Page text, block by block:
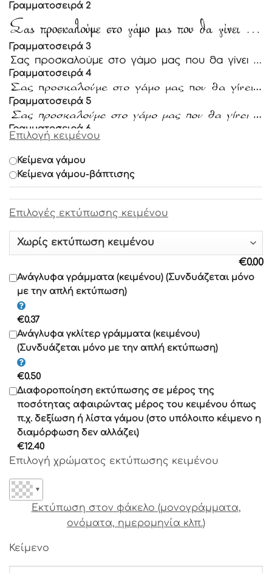
Γραμματοσειρά 2
Γραμματοσειρά 3
Γραμματοσειρά 4
Γραμματοσειρά 5
Γραμματοσειρά 6
Γραμματοσειρά 7
Γραμματοσειρά 9
Γραμματοσειρά 10
Γραμματοσειρά 11
Γραμματοσειρά 12
Γραμματοσειρά 13
Γραμματοσειρά 14
Γραμματοσειρά 15
Γραμματοσειρά 16
Γραμματοσειρά 17
Γραμματοσειρά 18
Γραμματοσειρά 19
Γραμματοσειρά 21
Επιλογή κειμένου
Κείμενα γάμου
Κείμενα γάμου-βάπτισης
Επιλογές εκτύπωσης κειμένου
€0.00
Ανάγλυφα γράμματα (κειμένου) (Συνδυάζεται μόνο
με την απλή εκτύπωση)
€0.37
Ανάγλυφα γκλίτερ γράμματα (κειμένου)
(Συνδυάζεται μόνο με την απλή εκτύπωση)
€0.50
Διαφοροποίηση εκτύπωσης σε μέρος της
ποσότητας αφαιρώντας μέρος του κειμένου όπως
π.χ. δεξίωση ή λίστα γάμου (στο υπόλοιπο κέιμενο η
διαμόρφωση δεν αλλάζει)
€12.40
Επιλογή χρώματος εκτύπωσης κειμένου
▼
Εκτύπωση στον φάκελο (μονογράμματα,
ονόματα, ημερομηνία κλπ.)
Κείμενο